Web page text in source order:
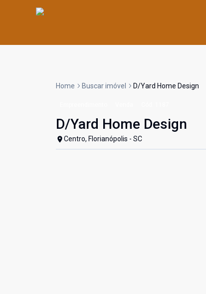
Home Buscar imóvel D/Yard Home Design
D/Yard Home Design
Centro, Florianópolis - SC